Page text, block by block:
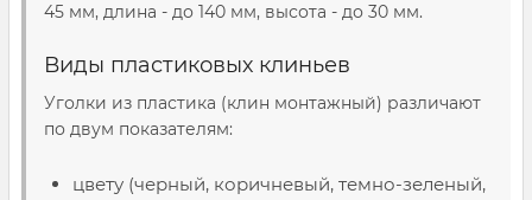
45 мм, длина - до 140 мм, высота - до 30 мм.
Виды пластиковых клиньев
Уголки из пластика (клин монтажный) различают
по двум показателям:
цвету (черный, коричневый, темно-зеленый,